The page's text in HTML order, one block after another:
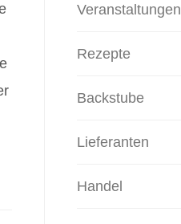
Veranstaltungen
Rezepte
Backstube
Lieferanten
Handel